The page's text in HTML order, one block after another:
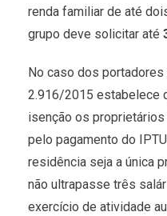
renda familiar de até
grupo deve solicitar até
No caso dos portadores
2.916/2015 estabelece
isenção os
pelo pagamento do
residência seja a única
não ultrapasse três
exercício de atividade